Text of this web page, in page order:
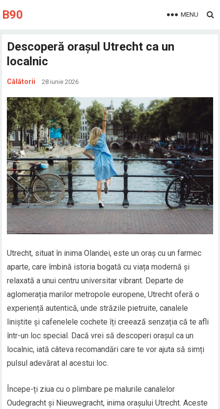
B90 MENU
Descoperă orașul Utrecht ca un
localnic
Călătorii 28 iunie 2026
Utrecht, situat în inima Olandei, este un oraș cu un farmec
aparte, care îmbină istoria bogată cu viața modernă și
relaxată a unui centru universitar vibrant. Departe de
aglomerația marilor metropole europene, Utrecht oferă o
experiență autentică, unde străzile pietruite, canalele
liniștite și cafenelele cochete îți creează senzația că te afli
într-un loc special. Dacă vrei să descoperi orașul ca un
localnic, iată câteva recomandări care te vor ajuta să simți
pulsul adevărat al acestui loc.
Începe-ți ziua cu o plimbare pe malurile canalelor
Oudegracht și Nieuwegracht, inima orașului Utrecht. Aceste